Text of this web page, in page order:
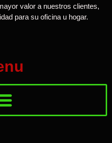
valor a nuestros clientes,
para su oficina u hogar.